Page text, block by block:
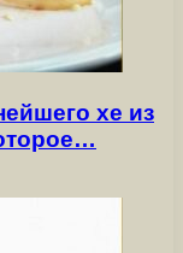
хе из